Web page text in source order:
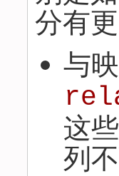
分有
与
这
列